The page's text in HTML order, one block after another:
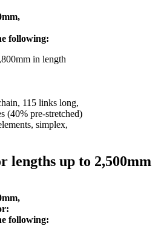
following:
in length
115 links long,
(40% pre-stretched)
simplex,
lengths up to 2,500mm
following: